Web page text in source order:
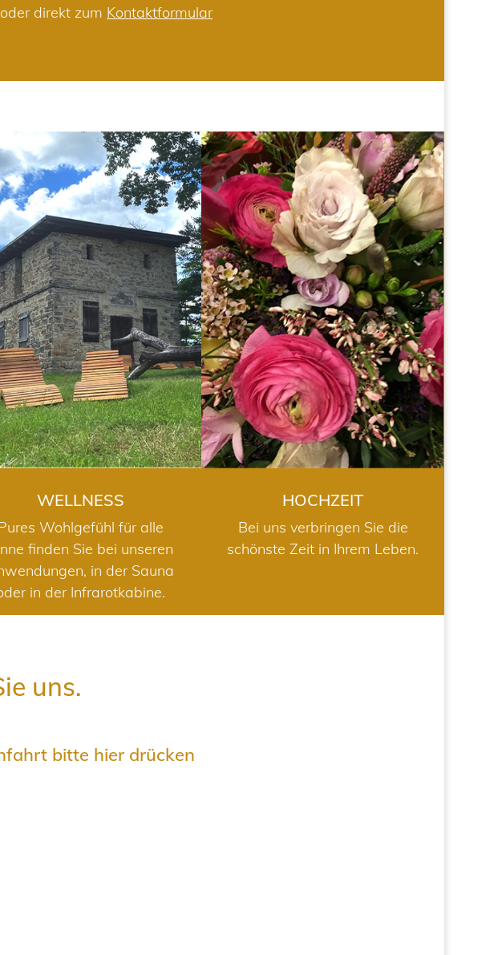
oder direkt zum Kontaktformular
WELLNESS
WELLNESS
Wohlgefühl für alle
finden Sie bei unseren
in der Sauna
in der Infrarotkabine.
HOCHZEIT
HOCHZEIT
Bei uns verbringen Sie die
schönste Zeit in Ihrem Leben.
uns.
bitte hier drücken